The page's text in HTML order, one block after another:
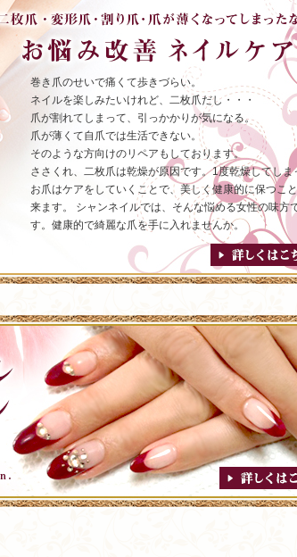
巻き爪のせいで痛くて歩きづらい。
ネイルを楽しみたいけれど、二枚爪だし・・・
爪が割れてしまって、引っかかりが気になる。
爪が薄くて自爪では生活できない。
そのような方向けのリペアもしております。
ささくれ、二枚爪は乾燥が原因です。1度乾燥してしま
お爪はケアをしていくことで、美しく健康的に保つこ
来ます。 シャンネイルでは、そんな悩める女性の味方
す。健康的で綺麗な爪を手に入れませんか。
詳しくはこちら
詳しくはこちら